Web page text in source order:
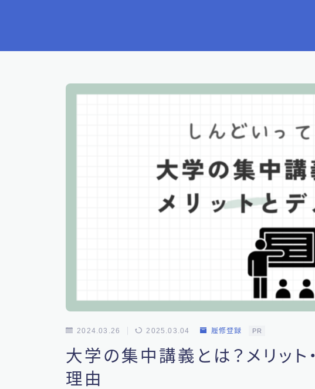
2024.03.26 2025.03.04 履修登録 PR
大学の集中講義とは？メリット
理由